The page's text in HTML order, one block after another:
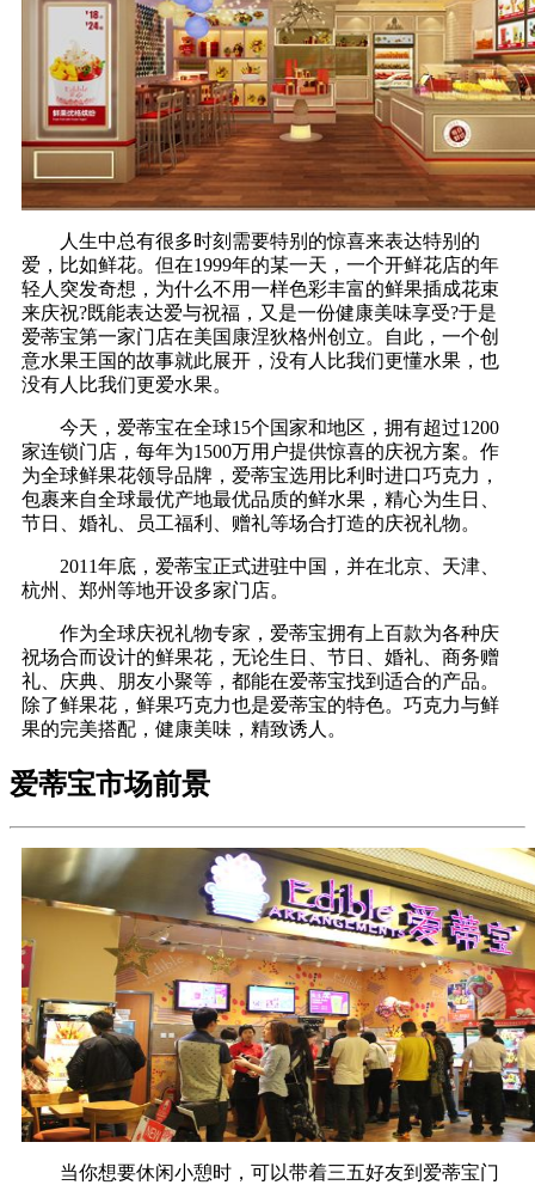
人生中总有很多时刻需要特别的惊喜来表达特别的
爱，比如鲜花。但在1999年的某一天，一个开鲜花店的年
轻人突发奇想，为什么不用一样色彩丰富的鲜果插成花束
来庆祝?既能表达爱与祝福，又是一份健康美味享受?于是
爱蒂宝第一家门店在美国康涅狄格州创立。自此，一个创
意水果王国的故事就此展开，没有人比我们更懂水果，也
没有人比我们更爱水果。
今天，爱蒂宝在全球15个国家和地区，拥有超过1200
家连锁门店，每年为1500万用户提供惊喜的庆祝方案。作
为全球鲜果花领导品牌，爱蒂宝选用比利时进口巧克力，
包裹来自全球最优产地最优品质的鲜水果，精心为生日、
节日、婚礼、员工福利、赠礼等场合打造的庆祝礼物。
2011年底，爱蒂宝正式进驻中国，并在北京、天津、
杭州、郑州等地开设多家门店。
作为全球庆祝礼物专家，爱蒂宝拥有上百款为各种庆
祝场合而设计的鲜果花，无论生日、节日、婚礼、商务赠
礼、庆典、朋友小聚等，都能在爱蒂宝找到适合的产品。
除了鲜果花，鲜果巧克力也是爱蒂宝的特色。巧克力与鲜
果的完美搭配，健康美味，精致诱人。
爱蒂宝市场前景
当你想要休闲小憩时，可以带着三五好友到爱蒂宝门